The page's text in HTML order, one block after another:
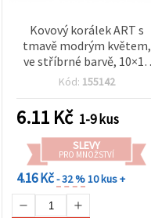
Kovový korálek ART s
tmavě modrým květem,
ve stříbrné barvě, 10×10
mm, průvlek 5,5 mm
Kód: 155142
6.11 Kč 1-9 kus
SLEVY
PRO MNOŽSTVÍ
4.16 Kč- 32 %10 kus +